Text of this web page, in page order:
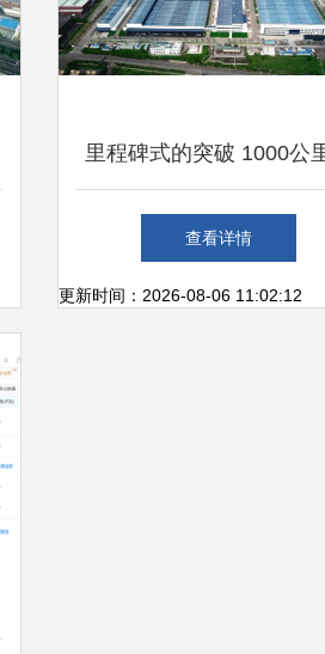
里程碑式的突破 1000公
航电动车与赛力斯核心技
碰撞
查看详情
更新时间：2026-08-06 11:02:12